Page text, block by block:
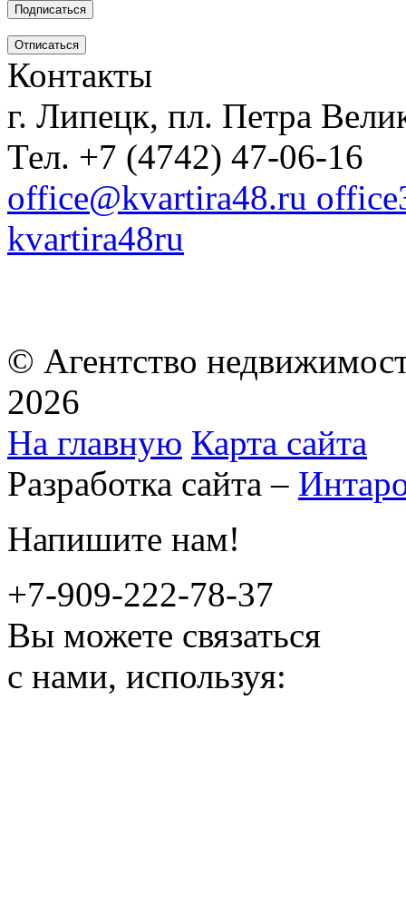
Контакты
г. Липецк, пл. Петра
Тел. +7 (4742) 47-06-16
office@kvartira48.ru
kvartira48ru
© Агентство
2026
На главную Карта сайта
Разработка сайта –
Напишите нам!
+7-909-222-78-37
Вы можете связаться
с нами, используя: